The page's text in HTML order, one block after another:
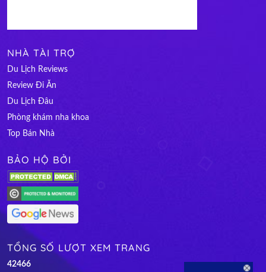
NHÀ TÀI TRỢ
Du Lịch Reviews
Review Đi Ăn
Du Lịch Đâu
Phòng khám nha khoa
Top Bán Nhà
BẢO HỘ BỞI
TỔNG SỐ LƯỢT XEM TRANG
42466